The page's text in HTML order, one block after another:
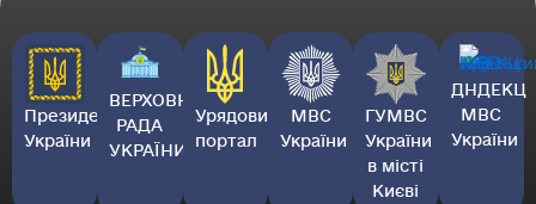
Президент
України
ВЕРХОВНА
РАДА
УКРАЇНИ
Урядовий
портал
МВС
України
ГУМВС
України
в місті
Києві
ДНДЕКЦ
МВС
України